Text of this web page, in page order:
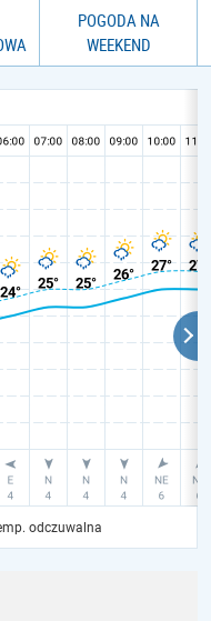
POGODA NA
WEEKEND
odczuwalna